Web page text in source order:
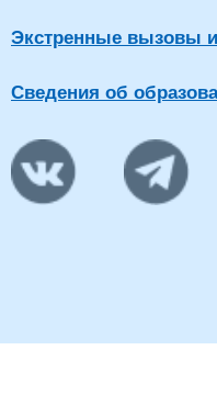
Экстренные вызовы
Сведения об